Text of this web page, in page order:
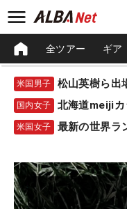
全ツアー ギア
米国男子 松山英樹ら
国内女子 北海道meiji
米国女子 最新の世界ラ